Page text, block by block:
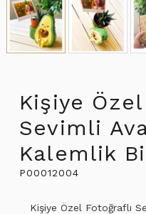
Kişiye
Sevimli
Kalemlik
P00012004
Kişiye Özel Fotoğraflı